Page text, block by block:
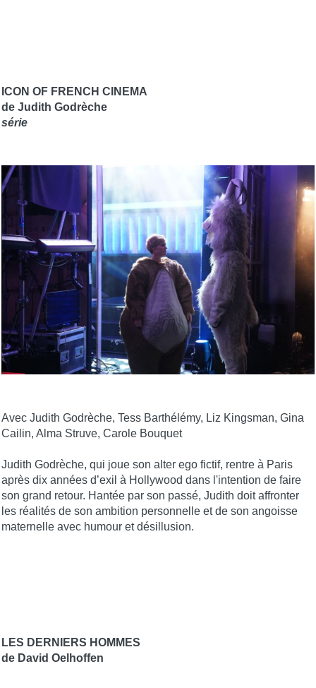
ICON OF FRENCH CINEMA
de Judith Godrèche
série
Avec Judith Godrèche, Tess Barthélémy, Liz Kingsman, Gina
Cailin, Alma Struve, Carole Bouquet
Judith Godrèche, qui joue son alter ego fictif, rentre à Paris
après dix années d’exil à Hollywood dans l'intention de faire
son grand retour. Hantée par son passé, Judith doit affronter
les réalités de son ambition personnelle et de son angoisse
maternelle avec humour et désillusion.
LES DERNIERS HOMMES
de David Oelhoffen